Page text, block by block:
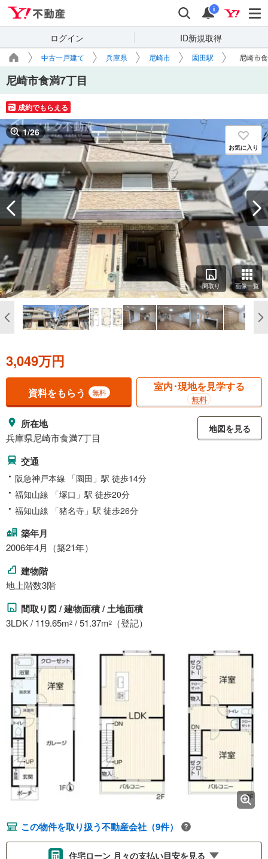
検索 通知
i
ログイン ID新規取得
中古一戸建て 兵庫県 尼崎市 園田駅 尼崎市
尼崎市食満7丁目
成約でもらえる
1/26
お気に入り
間取り 画像一覧
3,049万円
資料をもらう 無料 室内･現地を見学する
無料
所在地
兵庫県尼崎市食満7丁目
地図を見る
交通
阪急神戸本線 「園田」駅 徒歩14分
福知山線 「塚口」駅 徒歩20分
福知山線 「猪名寺」駅 徒歩26分
築年月
2006年4月（築21年）
建物階
地上階数3階
間取り図 / 建物面積 / 土地面積
3LDK / 119.65m2 / 51.37m2 （登記）
この物件を取り扱う不動産会社（9件）
住宅ローン 月々の支払い目安を見る